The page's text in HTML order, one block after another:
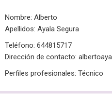
Nombre: Alberto
Apellidos: Ayala Segura
Teléfono: 644815717
Dirección de contacto:
Perfiles profesionales: Técnico